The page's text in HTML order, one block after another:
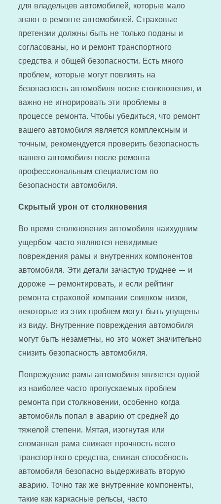
для владельцев автомобилей, которые мало
знают о ремонте автомобилей. Страховые
претензии должны быть не только поданы и
согласованы, но и ремонт транспортного
средства и общей безопасности. Есть много
проблем, которые могут повлиять на
безопасность автомобиля после столкновения, и
важно не игнорировать эти проблемы в
процессе ремонта. Чтобы убедиться, что ремонт
вашего автомобиля является комплексным и
точным, рекомендуется проверить безопасность
вашего автомобиля после ремонта
профессиональным специалистом по
безопасности автомобиля.
Скрытый урон от столкновения
Во время столкновения автомобиля наихудшим
ущербом часто являются невидимые
повреждения рамы и внутренних компонентов
автомобиля. Эти детали зачастую труднее — и
дороже — ремонтировать, и если рейтинг
ремонта страховой компании слишком низок,
некоторые из этих проблем могут быть упущены
из виду. Внутренние повреждения автомобиля
могут быть незаметны, но это может значительно
снизить безопасность автомобиля.
Повреждение рамы автомобиля является одной
из наиболее часто пропускаемых проблем
ремонта при столкновении, особенно когда
автомобиль попал в аварию от средней до
тяжелой степени. Мятая, изогнутая или
сломанная рама снижает прочность всего
транспортного средства, снижая способность
автомобиля безопасно выдерживать вторую
аварию. Точно так же внутренние компоненты,
такие как каркасные рельсы, часто